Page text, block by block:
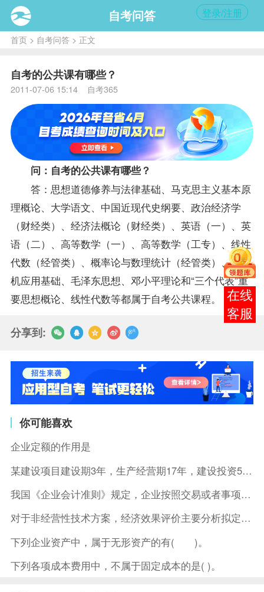
报考
咨询
自考问答 登录/注册
首页> 自考问答> 正文
自考的公共课有哪些？
2011-07-06 15:14 自考365
问：自考的公共课有哪些？
答： 思想道德修养与法律基础、 马克思主义基本原
理概论、 大学语文、 中国近现代史纲要、 政治经济学
（财经类） 、 经济法概论（财经类） 、 英语（一） 、 英
语（二） 、 高等数学（一） 、 高等数学（工专） 、 线性
代数（经管类） 、 概率论与数理统计（经管类） 、计算
机应用基础、毛泽东思想、邓小平理论和“三个代表”重
要思想概论、线性代数等都属于自考公共课程。
分享到:
你可能喜欢
企业定额的作用是
某建设项目建设期3年，生产经营期17年，建设投资5500万元
我国《企业会计准则》规定，企业按照交易或者事项的经济特征确定
对于非经营性技术方案，经济效果评价主要分析拟定方案的( )。
下列企业资产中，属于无形资产的有( )。
下列各项成本费用中，不属于固定成本的是( )。